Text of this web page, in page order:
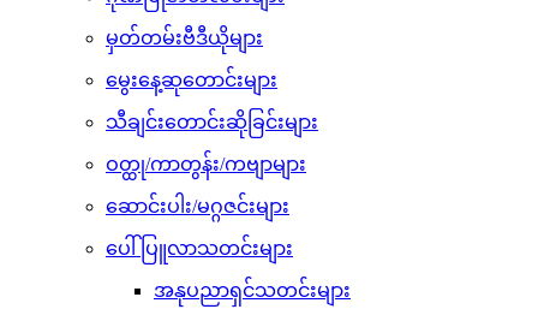
မှတ်တမ်းဗီဒီယိုများ
မွေးနေ့ဆုတောင်းများ
သီချင်းတောင်းဆိုခြင်းများ
ဝတ္ထု/ကာတွန်း/ကဗျာများ
ဆောင်းပါး/မဂ္ဂဇင်းများ
ပေါ်ပြူလာသတင်းများ
အနုပညာရှင်သတင်းများ